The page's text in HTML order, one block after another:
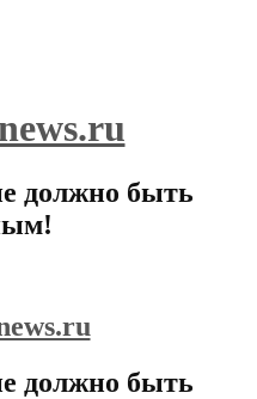
должно быть
должно быть